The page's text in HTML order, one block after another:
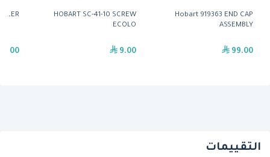
Hobart 919363 END CAP
ASSEMBLY
99.00
HOBART SC-41-10 SCREW
ECOLO
9.00
التقييمات